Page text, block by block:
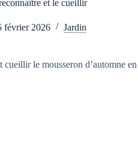
et le cueillir
février 2026 Jardin